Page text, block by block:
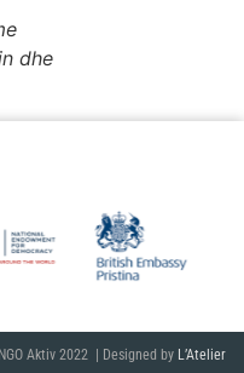
dhe
Aktiv 2022 | Designed by L’Atelier